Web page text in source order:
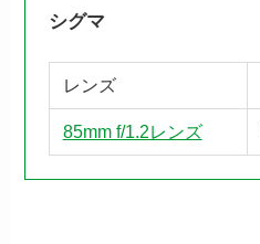
シグマ
レンズ
85mm f/1.2レンズ